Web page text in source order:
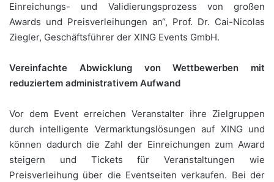
Einreichungs- und Validierungsprozess von großen
Awards und Preisverleihungen an“, Prof. Dr. Cai-Nicolas
Ziegler, Geschäftsführer der XING Events GmbH.
Vereinfachte Abwicklung von Wettbewerben mit
reduziertem administrativem Aufwand
Vor dem Event erreichen Veranstalter ihre Zielgruppen
durch intelligente Vermarktungslösungen auf XING und
können dadurch die Zahl der Einreichungen zum Award
steigern und Tickets für Veranstaltungen wie
Preisverleihung über die Eventseiten verkaufen. Bei der